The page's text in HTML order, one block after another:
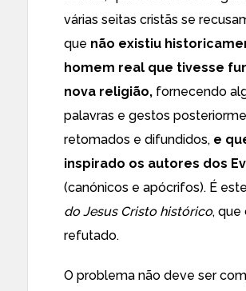
várias seitas cristãs se
que não existiu
homem real que tivesse
nova religião, fornecendo
palavras e gestos
retomados e difundidos, e
inspirado os autores dos
(canónicos e apócrifos). É
do Jesus Cristo histórico, que
refutado.
O problema não deve ser